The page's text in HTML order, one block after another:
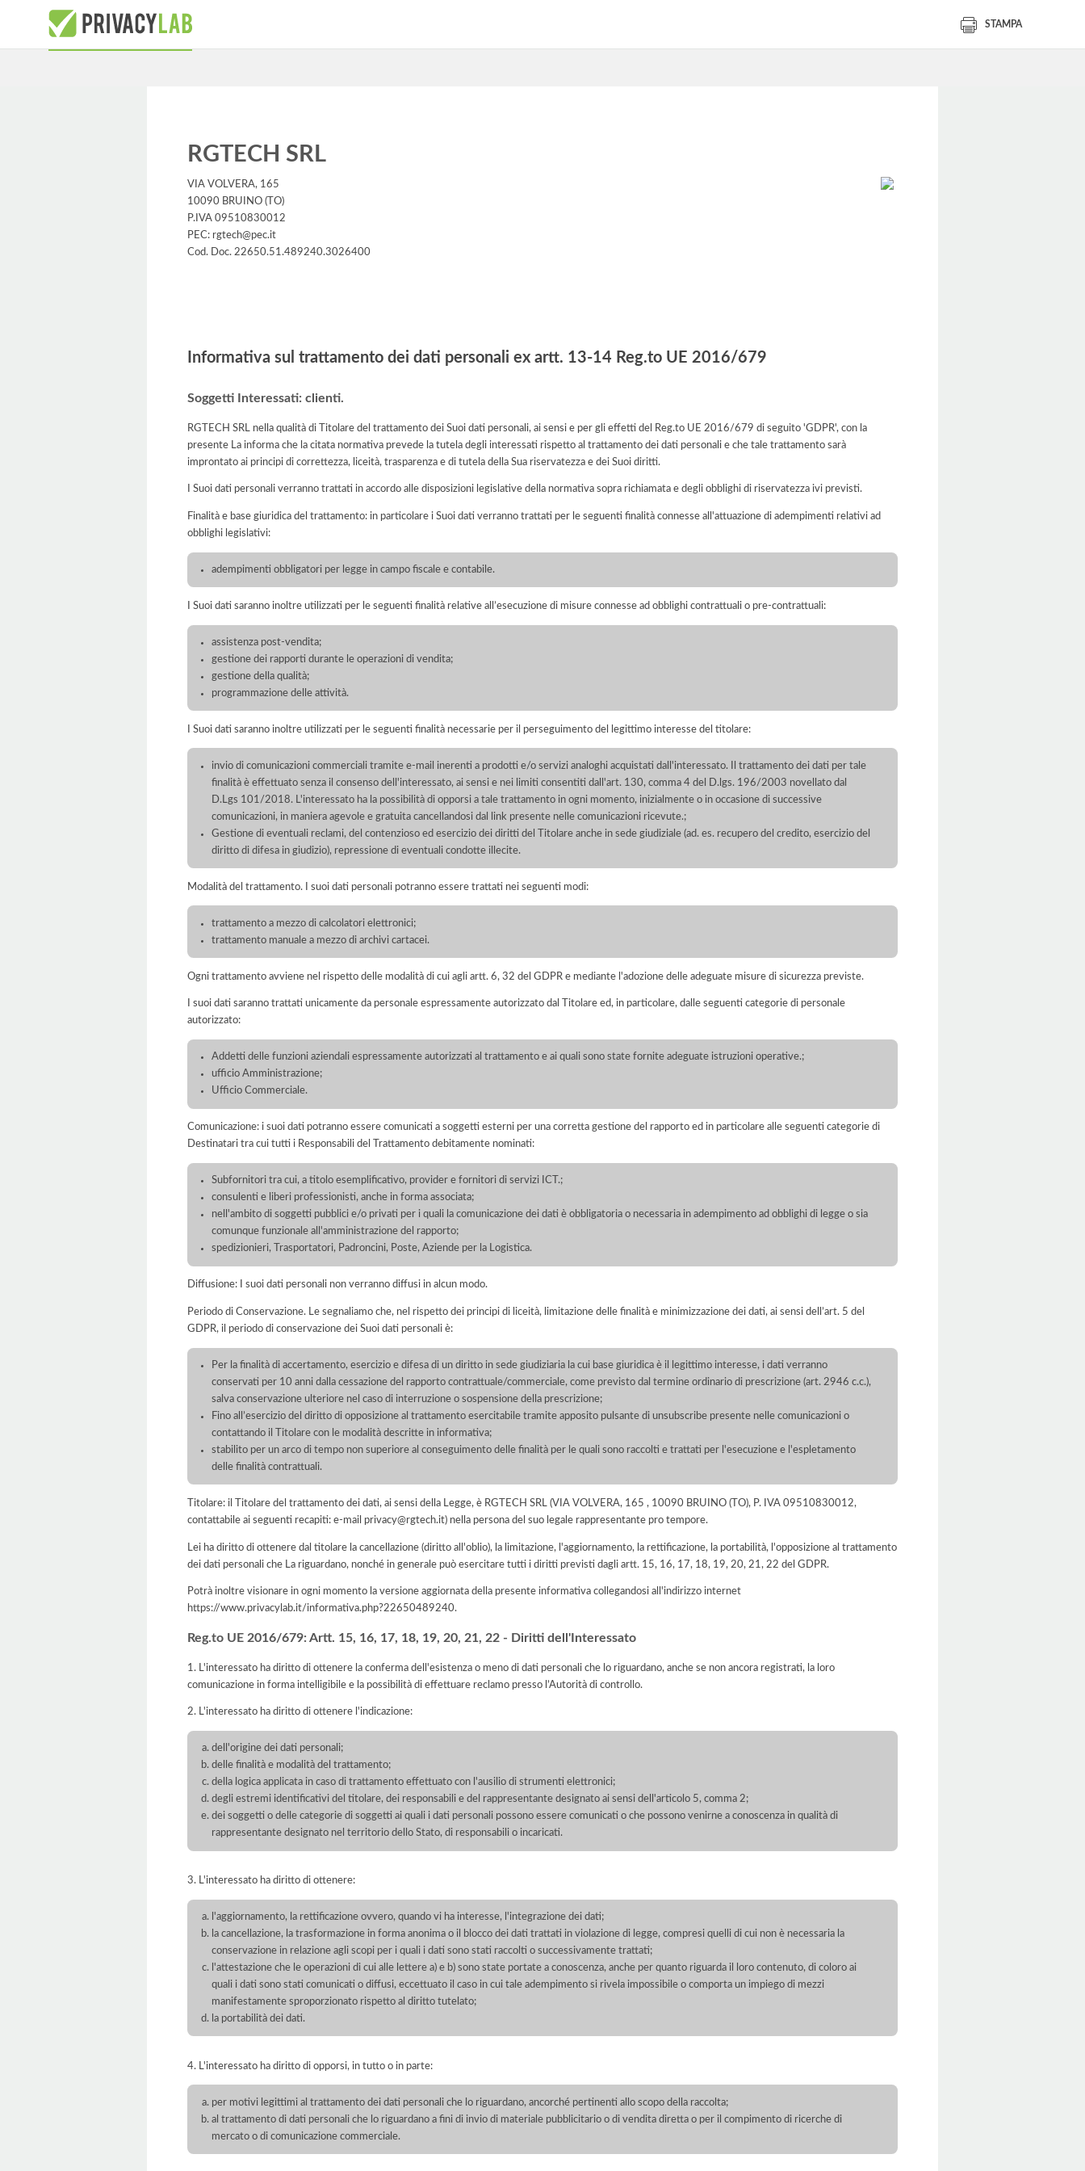
STAMPA
RGTECH SRL
VIA VOLVERA, 165
10090 BRUINO (TO)
P.IVA 09510830012
PEC: rgtech@pec.it
Cod. Doc. 22650.51.489240.3026400
Informativa sul trattamento dei dati personali ex artt. 13-14 Reg.to UE 2016/679
Soggetti Interessati: clienti.
RGTECH SRL nella qualità di Titolare del trattamento dei Suoi dati personali, ai sensi e per gli effetti del Reg.to UE 2016/679 di seguito 'GDPR', con la
presente La informa che la citata normativa prevede la tutela degli interessati rispetto al trattamento dei dati personali e che tale trattamento sarà
improntato ai principi di correttezza, liceità, trasparenza e di tutela della Sua riservatezza e dei Suoi diritti.
I Suoi dati personali verranno trattati in accordo alle disposizioni legislative della normativa sopra richiamata e degli obblighi di riservatezza ivi previsti.
Finalità e base giuridica del trattamento: in particolare i Suoi dati verranno trattati per le seguenti finalità connesse all'attuazione di adempimenti relativi ad
obblighi legislativi:
adempimenti obbligatori per legge in campo fiscale e contabile.
I Suoi dati saranno inoltre utilizzati per le seguenti finalità relative all’esecuzione di misure connesse ad obblighi contrattuali o pre-contrattuali:
assistenza post-vendita;
gestione dei rapporti durante le operazioni di vendita;
gestione della qualità;
programmazione delle attività.
I Suoi dati saranno inoltre utilizzati per le seguenti finalità necessarie per il perseguimento del legittimo interesse del titolare:
invio di comunicazioni commerciali tramite e-mail inerenti a prodotti e/o servizi analoghi acquistati dall'interessato. Il trattamento dei dati per tale
finalità è effettuato senza il consenso dell'interessato, ai sensi e nei limiti consentiti dall'art. 130, comma 4 del D.lgs. 196/2003 novellato dal
D.Lgs 101/2018. L'interessato ha la possibilità di opporsi a tale trattamento in ogni momento, inizialmente o in occasione di successive
comunicazioni, in maniera agevole e gratuita cancellandosi dal link presente nelle comunicazioni ricevute.;
Gestione di eventuali reclami, del contenzioso ed esercizio dei diritti del Titolare anche in sede giudiziale (ad. es. recupero del credito, esercizio del
diritto di difesa in giudizio), repressione di eventuali condotte illecite.
Modalità del trattamento. I suoi dati personali potranno essere trattati nei seguenti modi:
trattamento a mezzo di calcolatori elettronici;
trattamento manuale a mezzo di archivi cartacei.
Ogni trattamento avviene nel rispetto delle modalità di cui agli artt. 6, 32 del GDPR e mediante l'adozione delle adeguate misure di sicurezza previste.
I suoi dati saranno trattati unicamente da personale espressamente autorizzato dal Titolare ed, in particolare, dalle seguenti categorie di personale
autorizzato:
Addetti delle funzioni aziendali espressamente autorizzati al trattamento e ai quali sono state fornite adeguate istruzioni operative.;
ufficio Amministrazione;
Ufficio Commerciale.
Comunicazione: i suoi dati potranno essere comunicati a soggetti esterni per una corretta gestione del rapporto ed in particolare alle seguenti categorie di
Destinatari tra cui tutti i Responsabili del Trattamento debitamente nominati:
Subfornitori tra cui, a titolo esemplificativo, provider e fornitori di servizi ICT.;
consulenti e liberi professionisti, anche in forma associata;
nell'ambito di soggetti pubblici e/o privati per i quali la comunicazione dei dati è obbligatoria o necessaria in adempimento ad obblighi di legge o sia
comunque funzionale all'amministrazione del rapporto;
spedizionieri, Trasportatori, Padroncini, Poste, Aziende per la Logistica.
Diffusione: I suoi dati personali non verranno diffusi in alcun modo.
Periodo di Conservazione. Le segnaliamo che, nel rispetto dei principi di liceità, limitazione delle finalità e minimizzazione dei dati, ai sensi dell’art. 5 del
GDPR, il periodo di conservazione dei Suoi dati personali è:
Per la finalità di accertamento, esercizio e difesa di un diritto in sede giudiziaria la cui base giuridica è il legittimo interesse, i dati verranno
conservati per 10 anni dalla cessazione del rapporto contrattuale/commerciale, come previsto dal termine ordinario di prescrizione (art. 2946 c.c.),
salva conservazione ulteriore nel caso di interruzione o sospensione della prescrizione;
Fino all’esercizio del diritto di opposizione al trattamento esercitabile tramite apposito pulsante di unsubscribe presente nelle comunicazioni o
contattando il Titolare con le modalità descritte in informativa;
stabilito per un arco di tempo non superiore al conseguimento delle finalità per le quali sono raccolti e trattati per l'esecuzione e l'espletamento
delle finalità contrattuali.
Titolare: il Titolare del trattamento dei dati, ai sensi della Legge, è RGTECH SRL (VIA VOLVERA, 165 , 10090 BRUINO (TO), P. IVA 09510830012,
contattabile ai seguenti recapiti: e-mail privacy@rgtech.it) nella persona del suo legale rappresentante pro tempore.
Lei ha diritto di ottenere dal titolare la cancellazione (diritto all'oblio), la limitazione, l'aggiornamento, la rettificazione, la portabilità, l'opposizione al trattamento
dei dati personali che La riguardano, nonché in generale può esercitare tutti i diritti previsti dagli artt. 15, 16, 17, 18, 19, 20, 21, 22 del GDPR.
Potrà inoltre visionare in ogni momento la versione aggiornata della presente informativa collegandosi all'indirizzo internet
https://www.privacylab.it/informativa.php?22650489240.
Reg.to UE 2016/679: Artt. 15, 16, 17, 18, 19, 20, 21, 22 - Diritti dell'Interessato
1. L'interessato ha diritto di ottenere la conferma dell'esistenza o meno di dati personali che lo riguardano, anche se non ancora registrati, la loro
comunicazione in forma intelligibile e la possibilità di effettuare reclamo presso l’Autorità di controllo.
2. L'interessato ha diritto di ottenere l'indicazione:
dell'origine dei dati personali;
delle finalità e modalità del trattamento;
della logica applicata in caso di trattamento effettuato con l'ausilio di strumenti elettronici;
degli estremi identificativi del titolare, dei responsabili e del rappresentante designato ai sensi dell'articolo 5, comma 2;
dei soggetti o delle categorie di soggetti ai quali i dati personali possono essere comunicati o che possono venirne a conoscenza in qualità di
rappresentante designato nel territorio dello Stato, di responsabili o incaricati.
3. L'interessato ha diritto di ottenere:
l'aggiornamento, la rettificazione ovvero, quando vi ha interesse, l'integrazione dei dati;
la cancellazione, la trasformazione in forma anonima o il blocco dei dati trattati in violazione di legge, compresi quelli di cui non è necessaria la
conservazione in relazione agli scopi per i quali i dati sono stati raccolti o successivamente trattati;
l'attestazione che le operazioni di cui alle lettere a) e b) sono state portate a conoscenza, anche per quanto riguarda il loro contenuto, di coloro ai
quali i dati sono stati comunicati o diffusi, eccettuato il caso in cui tale adempimento si rivela impossibile o comporta un impiego di mezzi
manifestamente sproporzionato rispetto al diritto tutelato;
la portabilità dei dati.
4. L'interessato ha diritto di opporsi, in tutto o in parte:
per motivi legittimi al trattamento dei dati personali che lo riguardano, ancorché pertinenti allo scopo della raccolta;
al trattamento di dati personali che lo riguardano a fini di invio di materiale pubblicitario o di vendita diretta o per il compimento di ricerche di
mercato o di comunicazione commerciale.